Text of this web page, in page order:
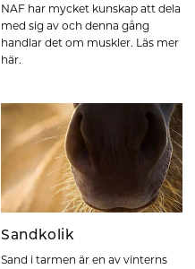
NAF har mycket kunskap att dela
med sig av och denna gång
handlar det om muskler. Läs mer
här.
Sandkolik
Sand i tarmen är en av vinterns